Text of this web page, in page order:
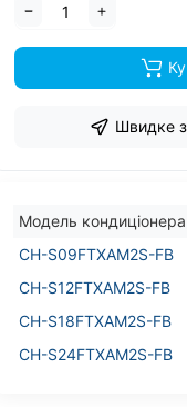
Швидке
Модель кондицiонера
CH-S09FTXAM2S-FB
CH-S12FTXAM2S-FB
CH-S18FTXAM2S-FB
CH-S24FTXAM2S-FB